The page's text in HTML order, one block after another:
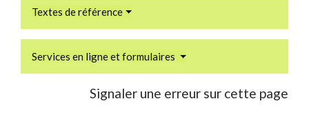
Textes de référence
Services en ligne et formulaires
Signaler une erreur sur cette page